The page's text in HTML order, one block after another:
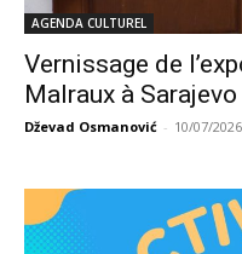
AGENDA CULTUREL
Vernissage de
Malraux à Sarajevo
Dževad Osmanović - 10/07/2026